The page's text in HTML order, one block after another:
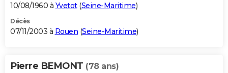
10/08/1960 à Yvetot(Seine-Maritime)
Décès
07/11/2003 à Rouen (Seine-Maritime)
Pierre BEMONT (78 ans)